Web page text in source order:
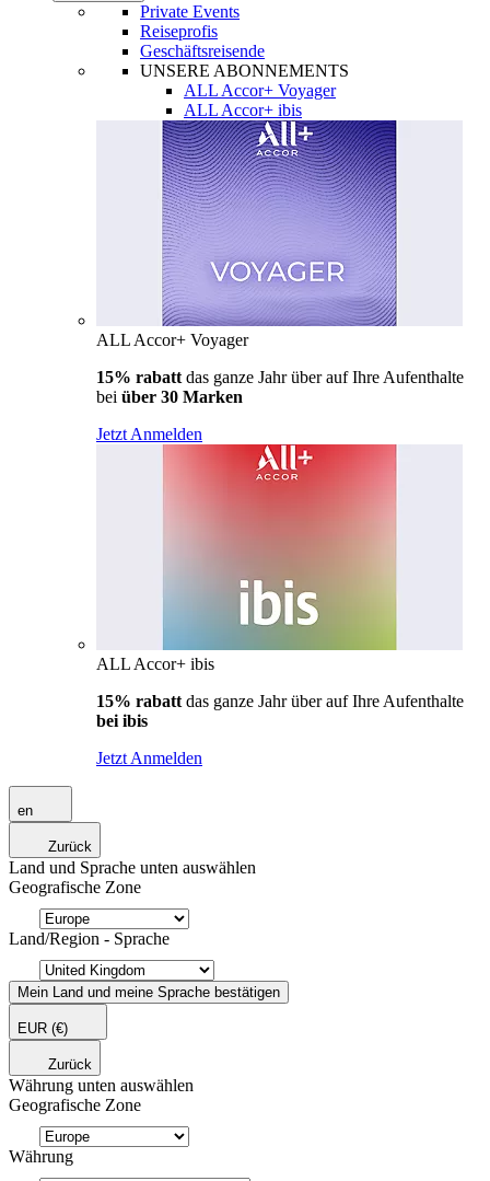
Private Events
Reiseprofis
Geschäftsreisende
UNSERE ABONNEMENTS
ALL Accor+ Voyager
ALL Accor+ ibis
ALL Accor+ Voyager
15% rabatt das ganze Jahr über auf Ihre Aufenthalte
bei über 30 Marken
Jetzt Anmelden
ALL Accor+ ibis
15% rabatt das ganze Jahr über auf Ihre Aufenthalte
bei ibis
Jetzt Anmelden
en
Zurück
Land und Sprache unten auswählen
Geografische Zone
Land/Region - Sprache
Mein Land und meine Sprache bestätigen
EUR (€)
Zurück
Währung unten auswählen
Geografische Zone
Währung